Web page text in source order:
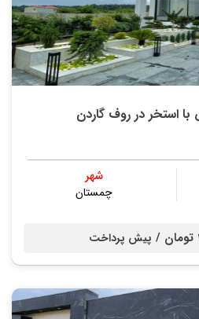
با استخر در روف گاردن
شهر
چمستان
پیش پرداخت